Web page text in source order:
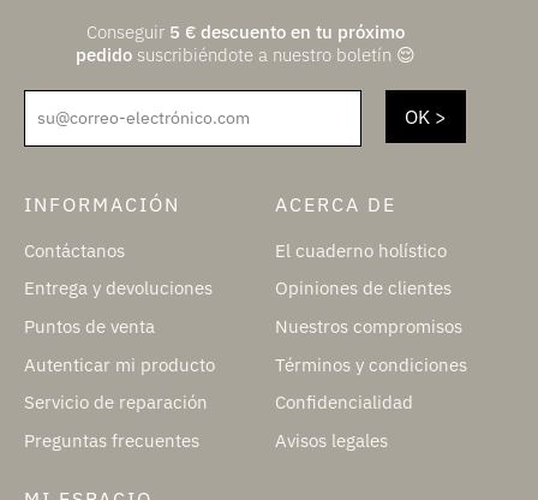
Conseguir 5 €descuento en tu próximo
pedidosuscribiéndote a nuestro boletín 😌
su@correo-electrónico.com
INFORMACIÓN
Contáctanos
Entrega y devoluciones
Puntos de venta
Autenticar mi producto
Servicio de reparación
Preguntas frecuentes
ACERCA DE
El cuaderno holístico
Opiniones de clientes
Nuestros compromisos
Términos y condiciones
Confidencialidad
Avisos legales